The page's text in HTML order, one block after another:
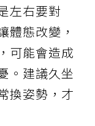
左右要對
體態改變，
可能會造成
。建議久坐
換姿勢，才